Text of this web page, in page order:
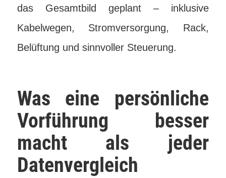
das Gesamtbild geplant – inklusive
Kabelwegen, Stromversorgung, Rack,
Belüftung und sinnvoller Steuerung.
Was eine persönliche
Vorführung besser
macht als jeder
Datenvergleich